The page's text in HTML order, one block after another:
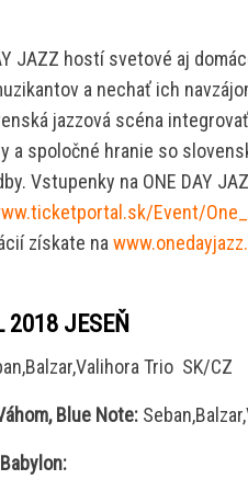
JAZZ hostí svetové aj
a nechať ich
jazzová scéna
a spoločné hranie so
Vstupenky na ONE DAY
Event/
získate na
2018 JESEŇ
Trio SK/CZ
Blue Note: